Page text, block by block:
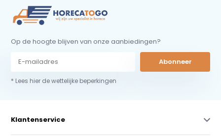
Op de hoogte blijven van onze aanbiedingen?
Abonneer
* Lees hier de wettelijke beperkingen
Klantenservice